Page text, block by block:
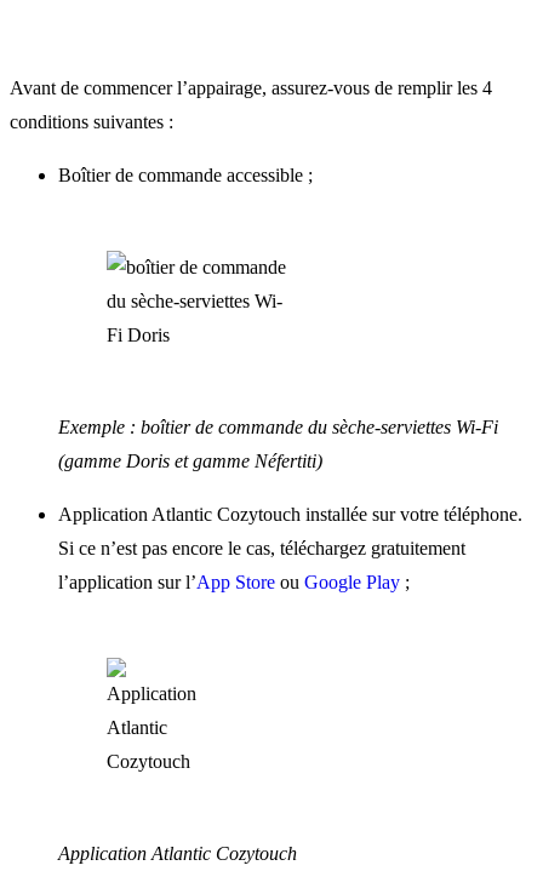
Avant de commencer l’appairage, assurez-vous de remplir les 4
conditions suivantes :
Boîtier de commande accessible ;
Exemple : boîtier de commande du sèche-serviettes Wi-Fi
(gamme Doris et gamme Néfertiti)
Application Atlantic Cozytouch installée sur votre téléphone.
Si ce n’est pas encore le cas, téléchargez gratuitement
l’application sur l’App Store ou Google Play ;
Application Atlantic Cozytouch